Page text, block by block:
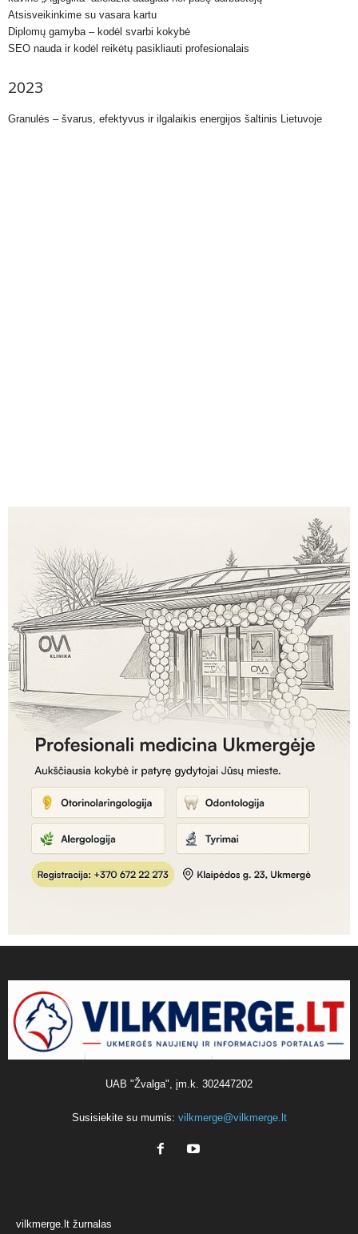
Atsisveikinkime su vasara kartu
Diplomų gamyba – kodėl svarbi kokybė
SEO nauda ir kodėl reikėtų pasikliauti profesionalais
2023
Granulės – švarus, efektyvus ir ilgalaikis energijos šaltinis Lietuvoje
UAB "Žvalga", įm.k. 302447202
Susisiekite su mumis: vilkmerge@vilkmerge.lt
vilkmerge.lt žurnalas